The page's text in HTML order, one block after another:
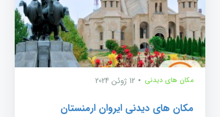
مکان های دیدنی 12 ژوئن 2024
مکان های دیدنی ایروان ارمنستان